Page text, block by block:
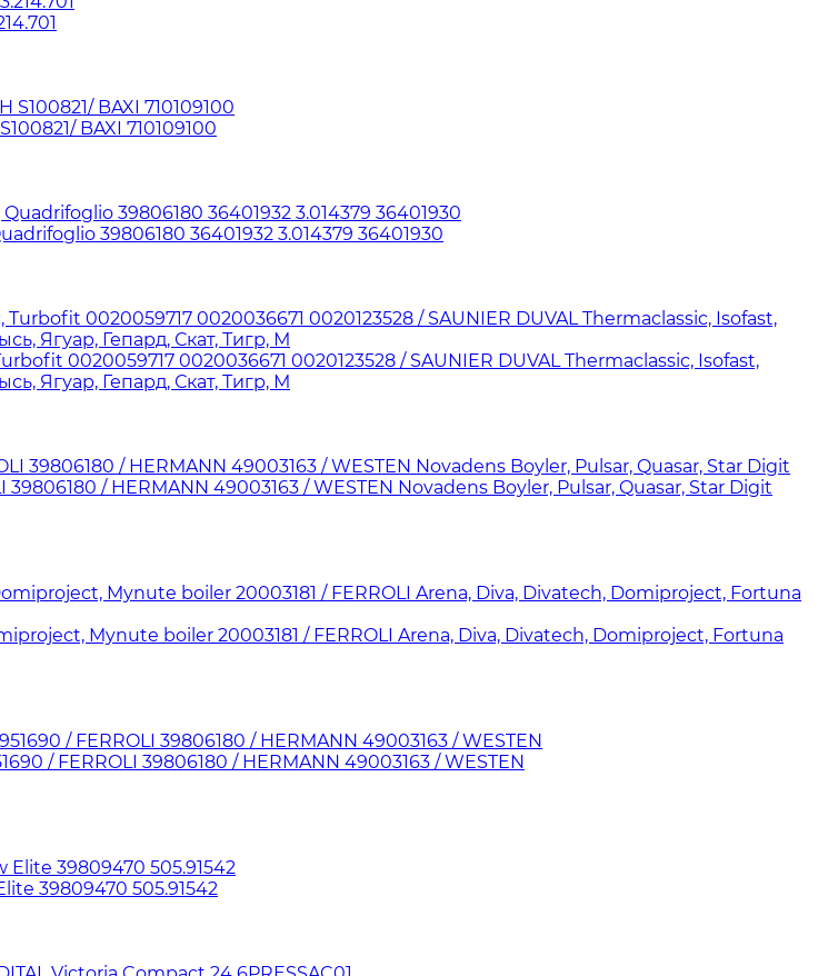
BAXI 710109100
39806180 36401932 3.014379 36401930
0020059717 0020036671 0020123528 / SAUNIER DUVAL Thermaclassic, Isofast,
Ягуар, Гепард, Скат, Тигр, М
/ HERMANN 49003163 / WESTEN Novadens Boyler, Pulsar, Quasar, Star Digit
Mynute boiler 20003181 / FERROLI Arena, Diva, Divatech, Domiproject, Fortuna
/ FERROLI 39806180 / HERMANN 49003163 / WESTEN
39809470 505.91542